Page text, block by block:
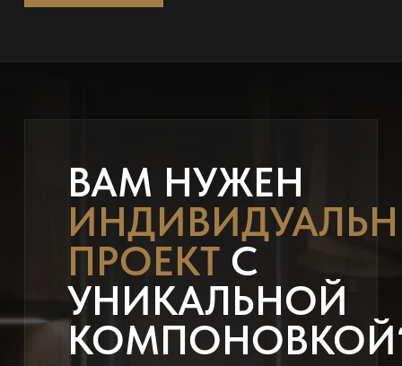
ВАМ НУЖЕН
ПРОЕКТС
УНИКАЛЬНОЙ